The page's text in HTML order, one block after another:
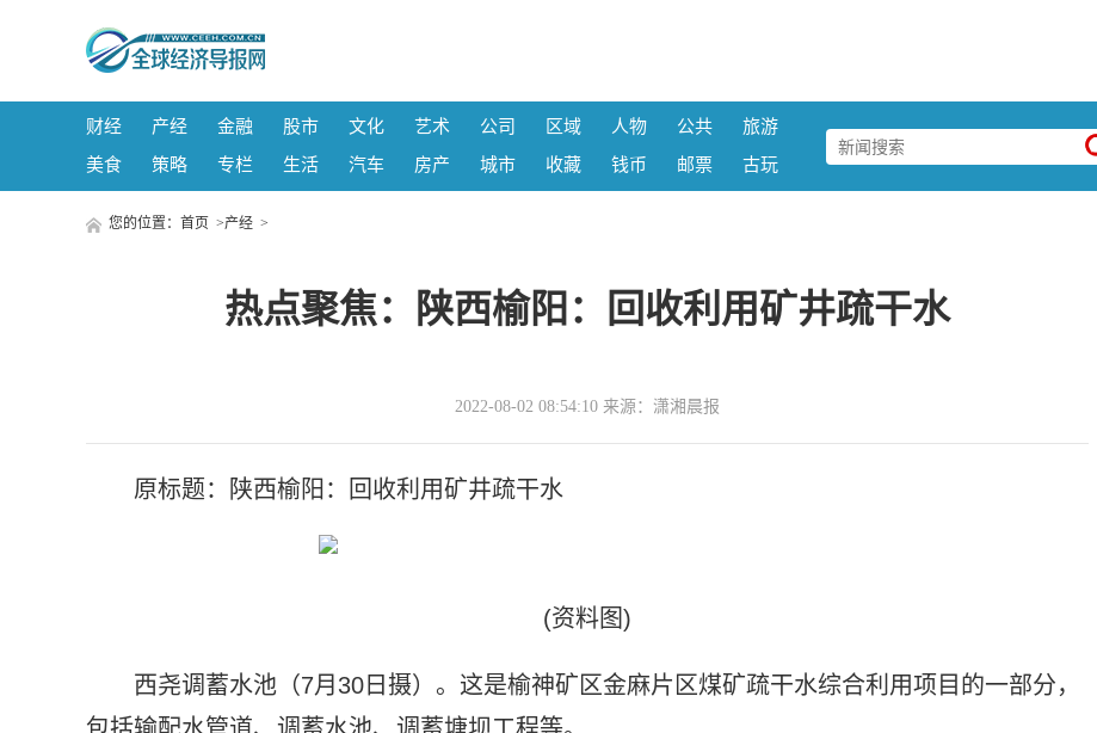
财经 产经 金融 股市 文化 艺术 公司 区域 人物 公共
旅游
美食
策略 专栏 生活 汽车 房产 城市 收藏 钱币 邮票 古玩
您的位置： 首页 >产经 >
热点聚焦：陕西榆阳：回收利用矿井疏干水
2022-08-02 08:54:10 来源：潇湘晨报
原标题：陕西榆阳：回收利用矿井疏干水
(资料图)
西尧调蓄水池（7月30日摄）。这是榆神矿区金麻片区煤矿疏干水综合利用项目的一部分，